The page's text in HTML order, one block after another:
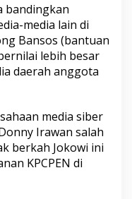
bandingkan
media lain di
Bansos (bantuan
lebih besar
daerah anggota
media siber
Irawan salah
berkah Jokowi ini
KPCPEN di